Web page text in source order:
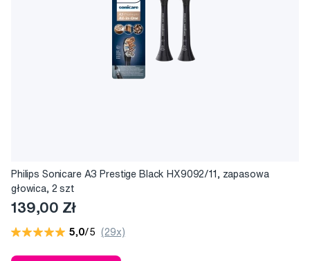
Philips Sonicare A3 Prestige Black HX9092/11, zapasowa
głowica, 2 szt
139,00 Zł
5,0/5 (29x)